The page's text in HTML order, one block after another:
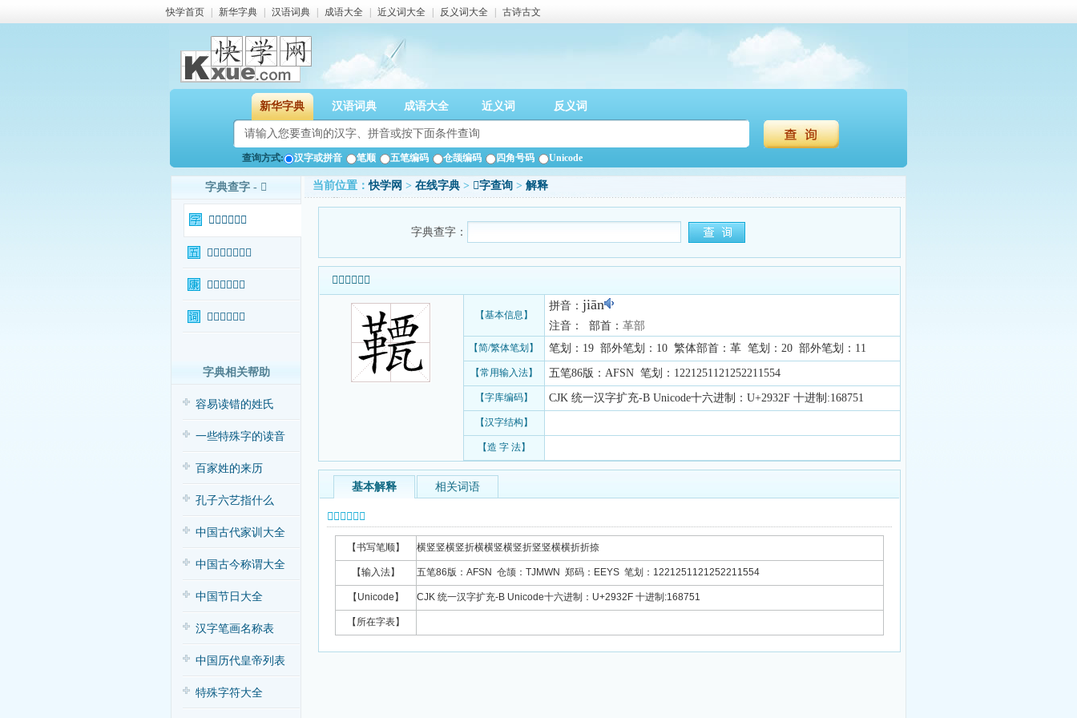
快学首页 新华字典 汉语词典 成语大全 近义词大全 反义词大全 古诗古文
新华字典 汉语词典 成语大全 近义词 反义词
查询方式: 汉字或拼音 笔顺 五笔编码 仓颉编码 四角号码 Unicode
字典查字 - 𩌯
𩌯字基本信息
𩌯字输入法查询
𩌯字康熙字典
𩌯字相关词语
字典相关帮助
容易读错的姓氏
一些特殊字的读音
百家姓的来历
孔子六艺指什么
中国古代家训大全
中国古今称谓大全
中国节日大全
汉字笔画名称表
中国历代皇帝列表
特殊字符大全
当前位置：快学网 > 在线字典 > 𩌯字查询 > 解释
字典查字：
𩌯字基本信息
【基本信息】
拼音： jiān
注音： 部首： 革部
【简/繁体笔划】 笔划：19 部外笔划：10 繁体部首：革 笔划：20 部外笔划：11
【常用输入法】 五笔86版：AFSN 笔划：1221251121252211554
【字库编码】 CJK 统一汉字扩充-B Unicode十六进制：U+2932F 十进制:168751
【汉字结构】
【造 字 法】
基本解释 相关词语
𩌯字基本信息
【书写笔顺】 横竖竖横竖折横横竖横竖折竖竖横横折折捺
【输入法】 五笔86版：AFSN 仓颉：TJMWN 郑码：EEYS 笔划：1221251121252211554
【Unicode】 CJK 统一汉字扩充-B Unicode十六进制：U+2932F 十进制:168751
【所在字表】